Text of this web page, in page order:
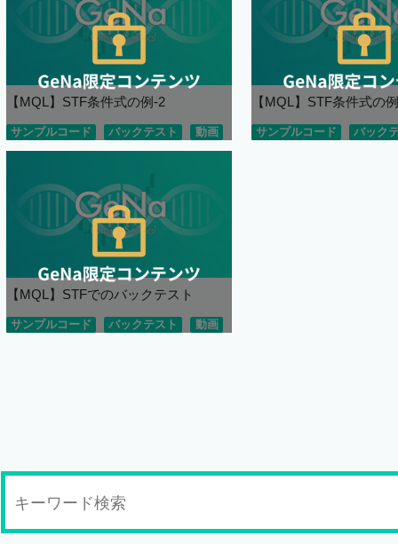
【MQL】STF条件式の例-2
サンプルコード バックテスト 動画
【MQL】STF条件式の例
サンプルコード バック
【MQL】STFでのバックテスト
サンプルコード バックテスト 動画